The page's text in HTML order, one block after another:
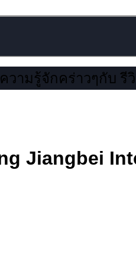
วามรู้จักคร่าวๆกับ รี
Jiangbei